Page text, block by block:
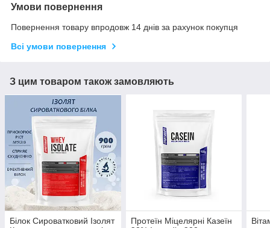
Умови повернення
Повернення товару впродовж 14 днів за рахунок покупця
Всі умови повернення
З цим товаром також замовляють
Білок Сироватковий Ізолят
Протеїн Міцелярні Казеїн